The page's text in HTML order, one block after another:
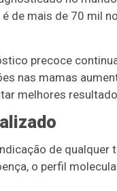
de mais de 70 mil
precoce
nas mamas
melhores
de
o perfil